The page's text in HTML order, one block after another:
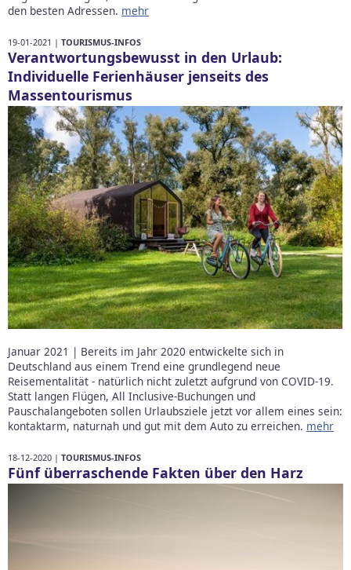
den besten Adressen. mehr
19-01-2021 | TOURISMUS-INFOS
Verantwortungsbewusst in den Urlaub:
Individuelle Ferienhäuser jenseits des
Massentourismus
Januar 2021 | Bereits im Jahr 2020 entwickelte sich in
Deutschland aus einem Trend eine grundlegend neue
Reisementalität - natürlich nicht zuletzt aufgrund von COVID-19.
Statt langen Flügen, All Inclusive-Buchungen und
Pauschalangeboten sollen Urlaubsziele jetzt vor allem eines sein:
kontaktarm, naturnah und gut mit dem Auto zu erreichen. mehr
18-12-2020 | TOURISMUS-INFOS
Fünf überraschende Fakten über den Harz